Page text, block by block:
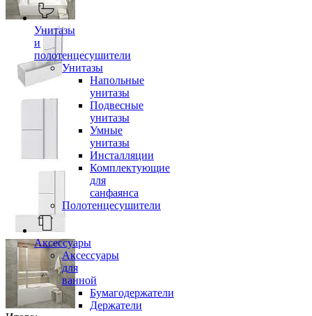
Унитазы
и
полотенцесушители
Унитазы
Напольные
унитазы
Подвесные
унитазы
Умные
унитазы
Инсталляции
Комплектующие
для
санфаянса
Полотенцесушители
Аксессуары
Аксессуары
для
ванной
Бумагодержатели
Держатели